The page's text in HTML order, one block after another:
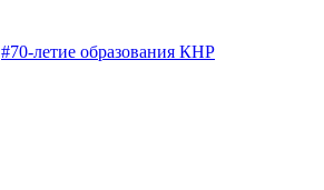
#70-летие образования КНР